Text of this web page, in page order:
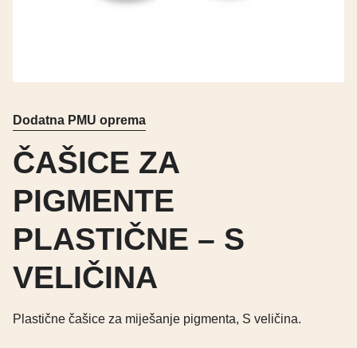
Dodatna PMU oprema
ČAŠICE ZA
PIGMENTE
PLASTIČNE – S
VELIČINA
Plastične čašice za miješanje pigmenta, S veličina.